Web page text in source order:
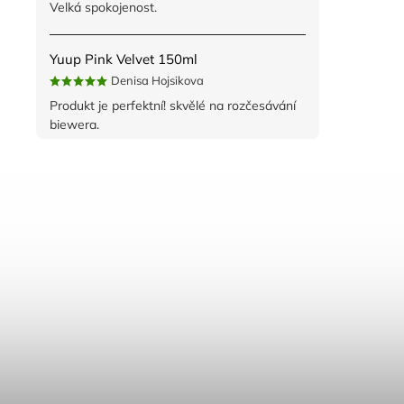
Velká spokojenost.
Yuup Pink Velvet 150ml
Denisa Hojsikova
Produkt je perfektní! skvělé na rozčesávání
biewera.